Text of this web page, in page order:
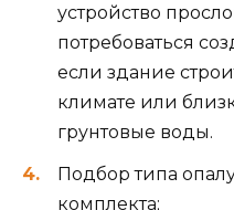
устройство
потребоваться
если здание
климате или
грунтовые воды.
Подбор типа
комплекта;